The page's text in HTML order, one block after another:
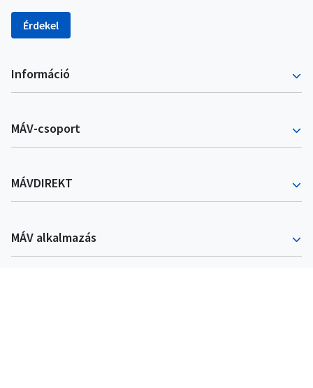
Érdekel
Információ
MÁV-csoport
MÁVDIREKT
MÁV alkalmazás